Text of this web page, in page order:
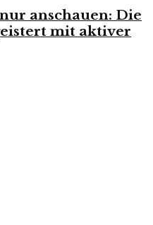
anschauen: Die
mit aktiver